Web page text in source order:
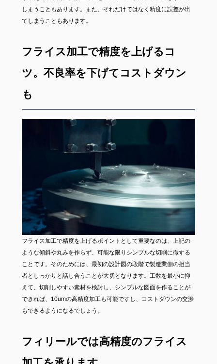
しまうこともあります。また、それだけではなく精度に誤差が出
てしまうこともあります。
フライス加工で精度を上げるコ
ツ。不良率を下げてコストダウン
も
フライス加工で精度を上げるポイントとして重要なのは、上記の
ような傾斜や丸みを作らず、可能な限りシンプルな切削に徹する
ことです。そのためには、最初の設計図の段階で製造業側の担当
者としっかりと話し合うことが大切となります。工数を最小に抑
えて、切削しやすい素材を検討し、シンプルな図面を作ることが
できれば、10umの高精度加工も可能ですし、コストダウンの交渉
もできるようになるでしょう。
フィリールでは高精度のフライス